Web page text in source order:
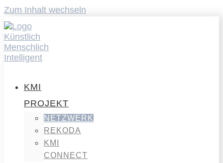
Zum Inhalt wechseln
KMI
PROJEKT
NETZWERK
REKODA
KMI
CONNECT